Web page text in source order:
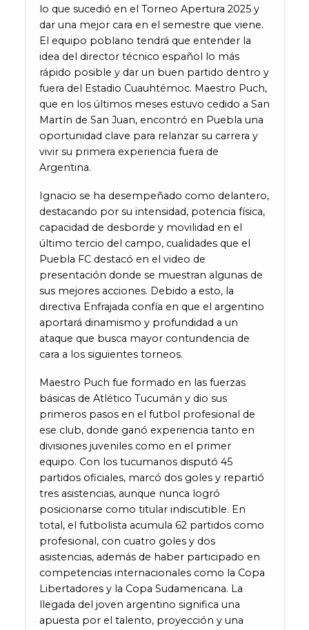
lo que sucedió en el Torneo Apertura 2025 y
dar una mejor cara en el semestre que viene.
El equipo poblano tendrá que entender la
idea del director técnico español lo más
rápido posible y dar un buen partido dentro y
fuera del Estadio Cuauhtémoc. Maestro Puch,
que en los últimos meses estuvo cedido a San
Martín de San Juan, encontró en Puebla una
oportunidad clave para relanzar su carrera y
vivir su primera experiencia fuera de
Argentina.
Ignacio se ha desempeñado como delantero,
destacando por su intensidad, potencia física,
capacidad de desborde y movilidad en el
último tercio del campo, cualidades que el
Puebla FC destacó en el video de
presentación donde se muestran algunas de
sus mejores acciones. Debido a esto, la
directiva Enfrajada confía en que el argentino
aportará dinamismo y profundidad a un
ataque que busca mayor contundencia de
cara a los siguientes torneos.
Maestro Puch fue formado en las fuerzas
básicas de Atlético Tucumán y dio sus
primeros pasos en el futbol profesional de
ese club, donde ganó experiencia tanto en
divisiones juveniles como en el primer
equipo. Con los tucumanos disputó 45
partidos oficiales, marcó dos goles y repartió
tres asistencias, aunque nunca logró
posicionarse como titular indiscutible. En
total, el futbolista acumula 62 partidos como
profesional, con cuatro goles y dos
asistencias, además de haber participado en
competencias internacionales como la Copa
Libertadores y la Copa Sudamericana. La
llegada del joven argentino significa una
apuesta por el talento, proyección y una